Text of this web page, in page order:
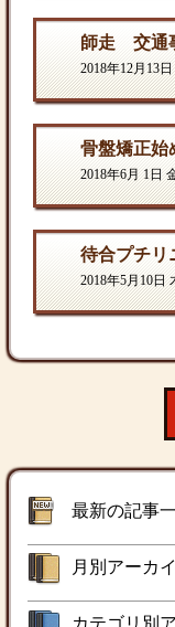
師走 交通
2018年12月13
2018年6月 1日
2018年5月10日
最新の記事
月別アーカ
カテゴリ別